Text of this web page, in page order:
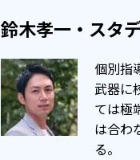
オリジナル学力模試を
分に合った最適な学習
また、正社員の人に教
※合格年の明記はなし
鈴木孝一・スタ
個別指
武器に
ては極
は合わ
る。